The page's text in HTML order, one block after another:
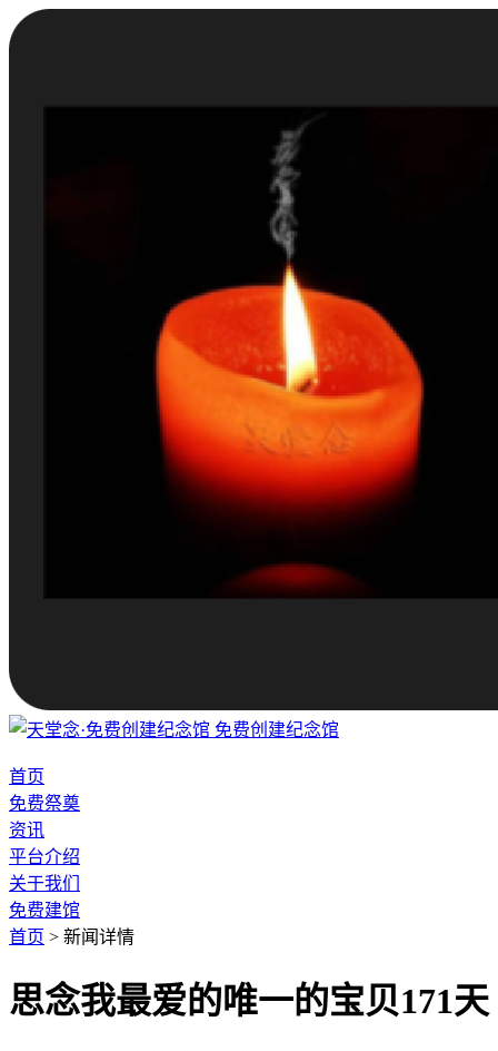
免费创建纪念馆
首页
免费祭奠
资讯
平台介绍
关于我们
免费建馆
首页 > 新闻详情
思念我最爱的唯一的宝贝171天